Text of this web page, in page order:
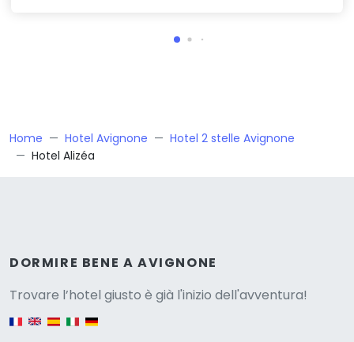
Home Hotel Avignone
Hotel 2 stelle Avignone
Hotel Alizéa
DORMIRE BENE A AVIGNONE
Trovare l’hotel giusto è già l'inizio dell'avventura!
English version